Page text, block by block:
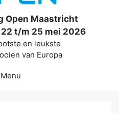
Open Maastricht
t/m 25 mei 2026
en leukste
van Europa
Menu